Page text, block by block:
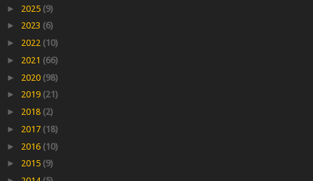
► 2025 (9)
► 2023 (6)
► 2022 (10)
► 2021 (66)
► 2020 (98)
► 2019 (21)
► 2018 (2)
► 2017 (18)
► 2016 (10)
► 2015 (9)